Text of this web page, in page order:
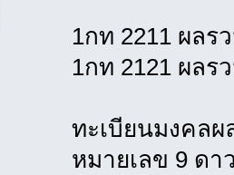
1กท 2211 ผล
1กท 2121 ผล
ทะเบียนมงคลผ
หมายเลข 9 ดา